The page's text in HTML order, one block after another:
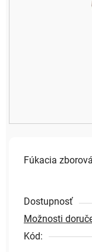
Fúkacia
Dostupnosť
Možnosti
Kód: